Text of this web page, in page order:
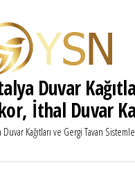
Duvar
İthal Duvar
Duvar Kağıtları ve Gergi Tavan